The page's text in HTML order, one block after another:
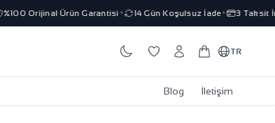
Orijinal Ürün Garantisi✦ 14 Gün Koşulsuz İade ✦ 3 Taksit
TR
Blog İletişim